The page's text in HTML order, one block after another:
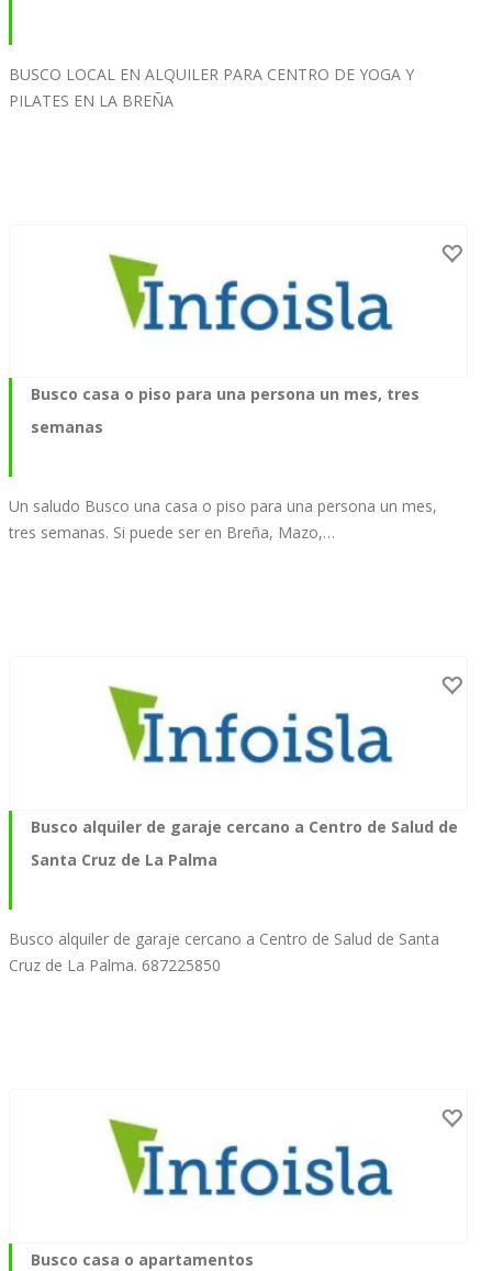
BUSCO LOCAL EN ALQUILER PARA CENTRO DE YOGA Y
PILATES EN LA BREÑA
Busco casa o piso para una persona un mes, tres
semanas
Un saludo Busco una casa o piso para una persona un mes,
tres semanas. Si puede ser en Breña, Mazo,…
Busco alquiler de garaje cercano a Centro de Salud de
Santa Cruz de La Palma
Busco alquiler de garaje cercano a Centro de Salud de Santa
Cruz de La Palma. 687225850
Busco casa o apartamentos